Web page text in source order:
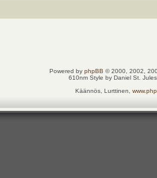
Powered by phpBB © 2000, 2002,
610nm Style by Daniel St.
Käännös, Lurttinen,